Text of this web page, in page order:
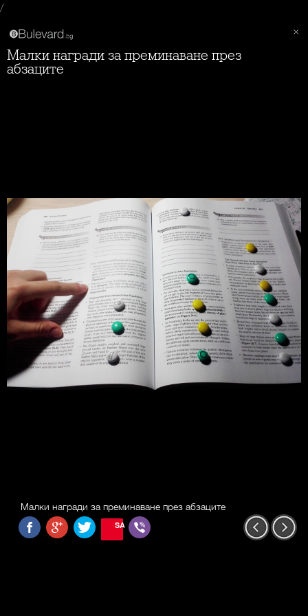
/
Малки награди за преминаване през
абзаците
Малки награди за преминаване през абзаците
SAVE